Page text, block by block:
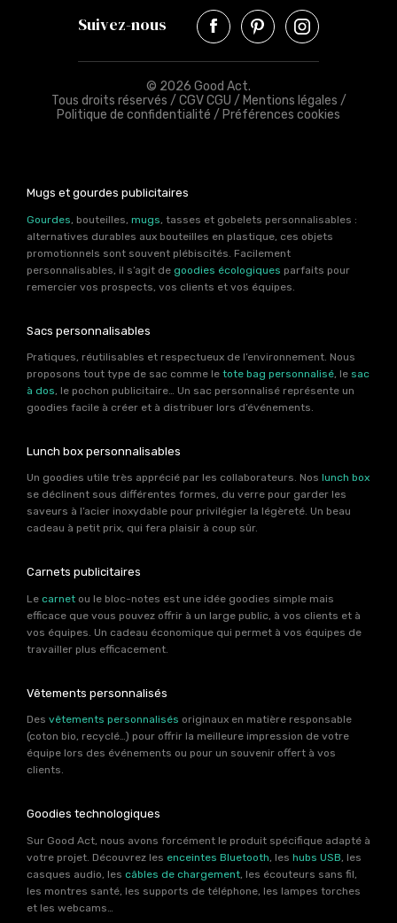
Suivez-nous
© 2026 Good Act.
Tous droits réservés / CGV CGU / Mentions légales /
Politique de confidentialité / Préférences cookies
Mugs et gourdes publicitaires
Gourdes , bouteilles, mugs , tasses et gobelets personnalisables :
alternatives durables aux bouteilles en plastique, ces objets
promotionnels sont souvent plébiscités. Facilement
personnalisables, il s’agit de goodies écologiques parfaits pour
remercier vos prospects, vos clients et vos équipes.
Sacs personnalisables
Pratiques, réutilisables et respectueux de l’environnement. Nous
proposons tout type de sac comme le tote bag personnalisé, le sac
à dos, le pochon publicitaire… Un sac personnalisé représente un
goodies facile à créer et à distribuer lors d’événements.
Lunch box personnalisables
Un goodies utile très apprécié par les collaborateurs. Nos lunch box
se déclinent sous différentes formes, du verre pour garder les
saveurs à l’acier inoxydable pour privilégier la légèreté. Un beau
cadeau à petit prix, qui fera plaisir à coup sûr.
Carnets publicitaires
Le carnet ou le bloc-notes est une idée goodies simple mais
efficace que vous pouvez offrir à un large public, à vos clients et à
vos équipes. Un cadeau économique qui permet à vos équipes de
travailler plus efficacement.
Vêtements personnalisés
Des vêtements personnalisés originaux en matière responsable
(coton bio, recyclé…) pour offrir la meilleure impression de votre
équipe lors des événements ou pour un souvenir offert à vos
clients.
Goodies technologiques
Sur Good Act, nous avons forcément le produit spécifique adapté à
votre projet. Découvrez les enceintes Bluetooth , les hubs USB , les
casques audio, les câbles de chargement , les écouteurs sans fil,
les montres santé, les supports de téléphone, les lampes torches
et les webcams…